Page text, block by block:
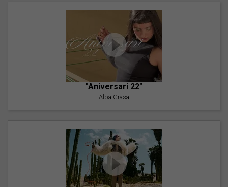
"Aniversari 22"
Alba Grasa